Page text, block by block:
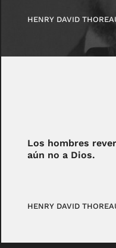
HENRY DAVID
Los hombres
aún no a Dios.
HENRY DAVID